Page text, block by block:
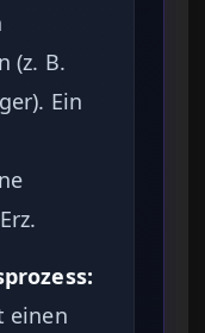
(z. B.
Ein
einen